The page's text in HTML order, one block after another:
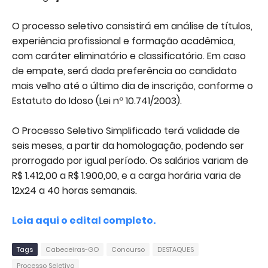
O processo seletivo consistirá em análise de títulos,
experiência profissional e formação acadêmica,
com caráter eliminatório e classificatório. Em caso
de empate, será dada preferência ao candidato
mais velho até o último dia de inscrição, conforme o
Estatuto do Idoso (Lei nº 10.741/2003).
O Processo Seletivo Simplificado terá validade de
seis meses, a partir da homologação, podendo ser
prorrogado por igual período.Os salários variam de
R$ 1.412,00 a R$ 1.900,00, e a carga horária varia de
12x24 a 40 horas semanais.
Leia aqui o edital completo.
Tags Cabeceiras-GO Concurso
DESTAQUES
Processo Seletivo